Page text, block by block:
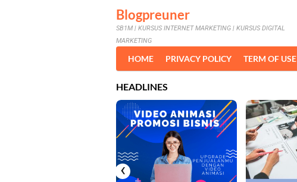
Blogpreuner
SB1M | KURSUS INTERNET MARKETING | KURSUS DIGITAL
MARKETING
HOME PRIVACY POLICY TERM OF USE
HEADLINES
‹